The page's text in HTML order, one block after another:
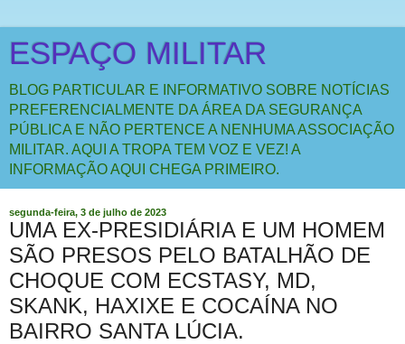
ESPAÇO MILITAR
BLOG PARTICULAR E INFORMATIVO SOBRE NOTÍCIAS
PREFERENCIALMENTE DA ÁREA DA SEGURANÇA
PÚBLICA E NÃO PERTENCE A NENHUMA ASSOCIAÇÃO
MILITAR. AQUI A TROPA TEM VOZ E VEZ! A
INFORMAÇÃO AQUI CHEGA PRIMEIRO.
segunda-feira, 3 de julho de 2023
UMA EX-PRESIDIÁRIA E UM HOMEM
SÃO PRESOS PELO BATALHÃO DE
CHOQUE COM ECSTASY, MD,
SKANK, HAXIXE E COCAÍNA NO
BAIRRO SANTA LÚCIA.